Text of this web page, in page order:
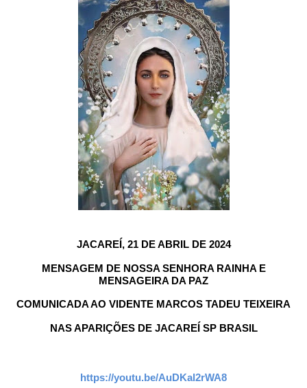
JACAREÍ, 21 DE ABRIL DE 2024
MENSAGEM DE NOSSA SENHORA RAINHA E
MENSAGEIRA DA PAZ
COMUNICADA AO VIDENTE MARCOS TADEU TEIXEIRA
NAS APARIÇÕES DE JACAREÍ SP BRASIL
https://youtu.be/AuDKal2rWA8